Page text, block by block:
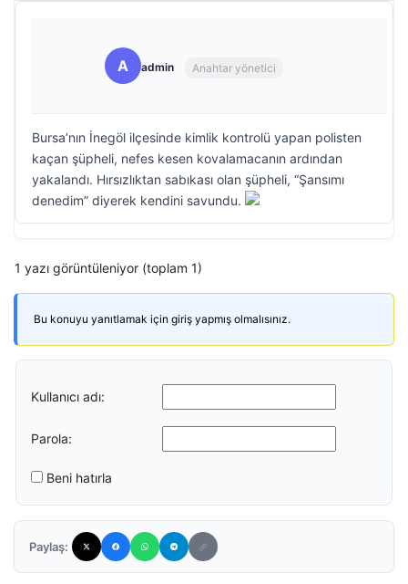
A admin Anahtar yönetici
Bursa’nın İnegöl ilçesinde kimlik kontrolü yapan polisten
kaçan şüpheli, nefes kesen kovalamacanın ardından
yakalandı. Hırsızlıktan sabıkası olan şüpheli, “Şansımı
denedim” diyerek kendini savundu.
1 yazı görüntüleniyor (toplam 1)
Bu konuyu yanıtlamak için giriş yapmış olmalısınız.
Kullanıcı adı:
Parola:
Beni hatırla
Paylaş: